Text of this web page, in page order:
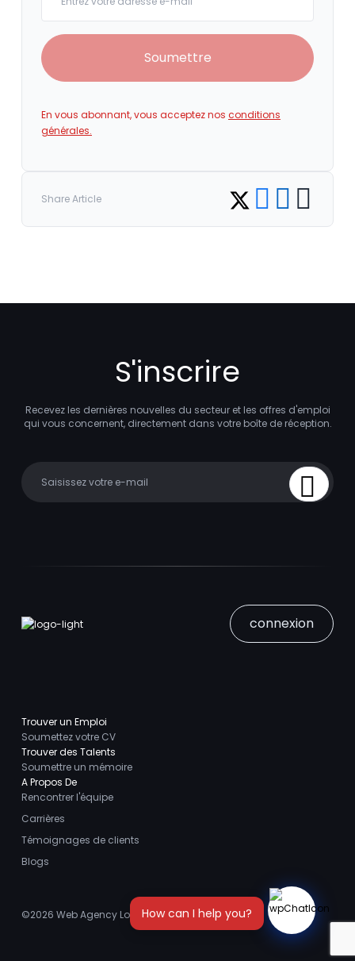
Soumettre
En vous abonnant, vous acceptez nos conditions
générales.
Share Article Share on Twitter
Share on Facebook
Share on
Copy link
S'inscrire
Recevez les dernières nouvelles du secteur et les offres d'emploi
qui vous concernent, directement dans votre boîte de réception.
Sign Up
connexion
Trouver un Emploi
Soumettez votre CV
Trouver des Talents
Soumettre un mémoire
A Propos De
Rencontrer l'équipe
Carrières
Témoignages de clients
Blogs
©2026 Web Agency London